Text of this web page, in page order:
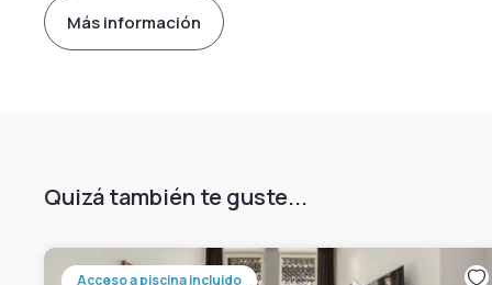
Más información
Quizá también te guste...
Acceso a piscina incluido